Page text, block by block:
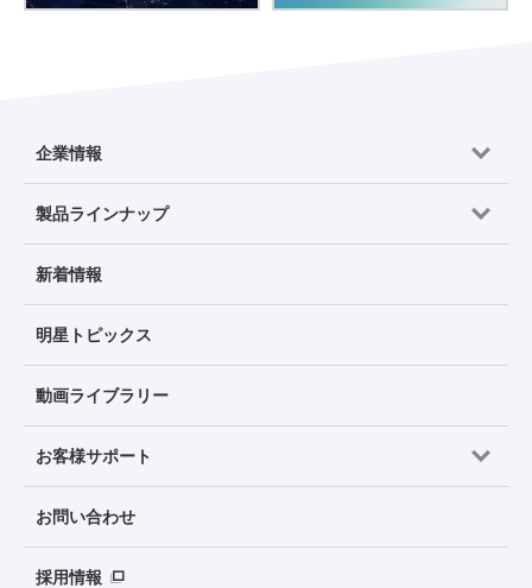
企業情報
製品ラインナップ
新着情報
明星トピックス
動画ライブラリー
お客様サポート
お問い合わせ
採用情報